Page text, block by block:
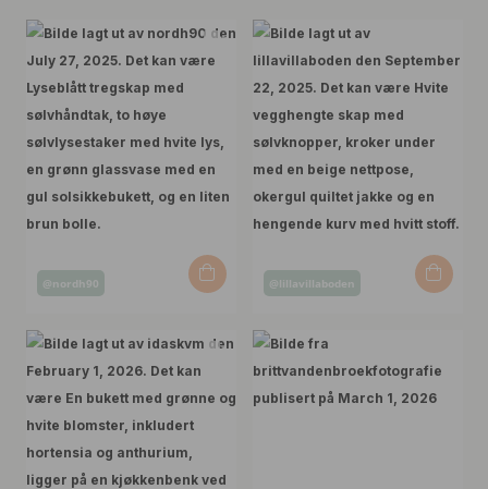
Innlegg
av
@nordh90
Innlegg
av
@lillavillaboden